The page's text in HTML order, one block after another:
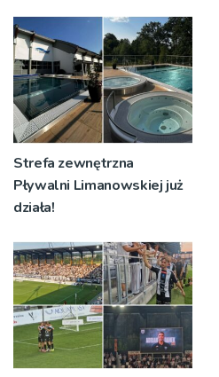
Strefa zewnętrzna
Pływalni Limanowskiej już
działa!